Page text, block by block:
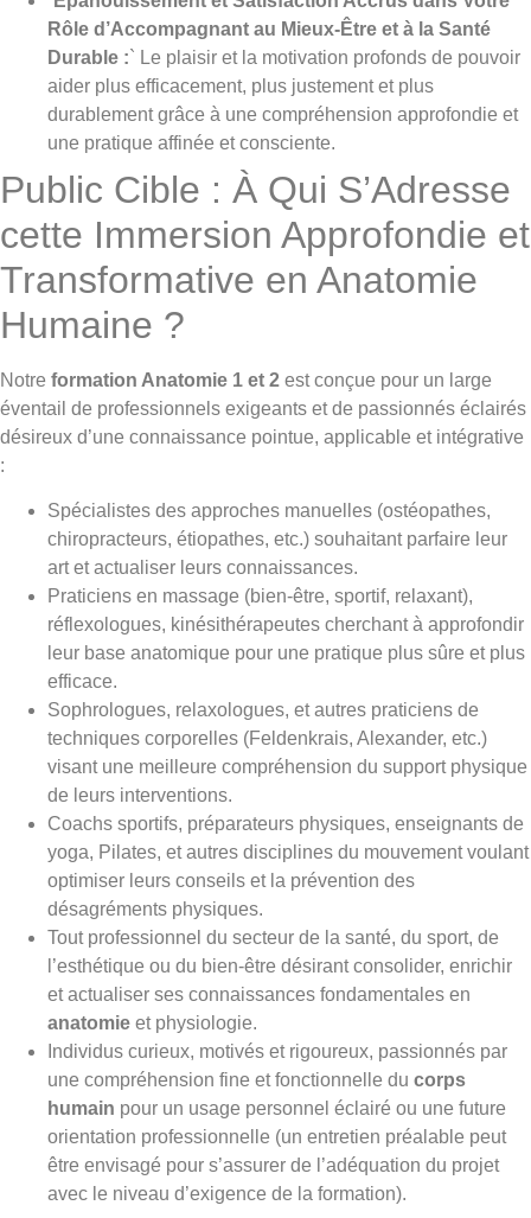
Rôle d’Accompagnant au Mieux-Être et à la Santé
Durable :` Le plaisir et la motivation profonds de pouvoir
aider plus efficacement, plus justement et plus
durablement grâce à une compréhension approfondie et
une pratique affinée et consciente.
Public Cible : À Qui S’Adresse
cette Immersion Approfondie et
Transformative en Anatomie
Humaine ?
Notre formation Anatomie 1 et 2 est conçue pour un large
éventail de professionnels exigeants et de passionnés éclairés
désireux d’une connaissance pointue, applicable et intégrative
:
Spécialistes des approches manuelles (ostéopathes,
chiropracteurs, étiopathes, etc.) souhaitant parfaire leur
art et actualiser leurs connaissances.
Praticiens en massage (bien-être, sportif, relaxant),
réflexologues, kinésithérapeutes cherchant à approfondir
leur base anatomique pour une pratique plus sûre et plus
efficace.
Sophrologues, relaxologues, et autres praticiens de
techniques corporelles (Feldenkrais, Alexander, etc.)
visant une meilleure compréhension du support physique
de leurs interventions.
Coachs sportifs, préparateurs physiques, enseignants de
yoga, Pilates, et autres disciplines du mouvement voulant
optimiser leurs conseils et la prévention des
désagréments physiques.
Tout professionnel du secteur de la santé, du sport, de
l’esthétique ou du bien-être désirant consolider, enrichir
et actualiser ses connaissances fondamentales en
anatomie et physiologie.
Individus curieux, motivés et rigoureux, passionnés par
une compréhension fine et fonctionnelle du corps
humain pour un usage personnel éclairé ou une future
orientation professionnelle (un entretien préalable peut
être envisagé pour s’assurer de l’adéquation du projet
avec le niveau d’exigence de la formation).